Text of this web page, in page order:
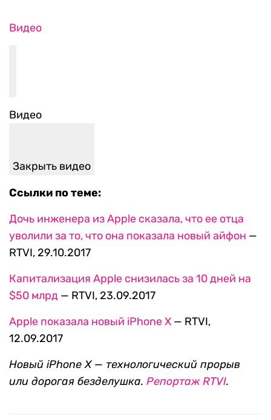
Видео
Видео
Закрыть видео
Ссылки по теме:
Дочь инженера из Apple сказала, что ее отца
уволили за то, что она показала новый айфон —
RTVI, 29.10.2017
Капитализация Apple снизилась за 10 дней на
$50 млрд — RTVI, 23.09.2017
Apple показала новый iPhone X — RTVI,
12.09.2017
Новый iPhone X — технологический прорыв
или дорогая безделушка. Репортаж RTVI.